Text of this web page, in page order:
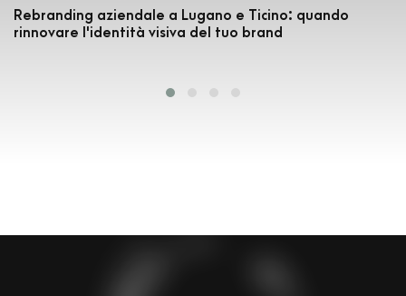
Rebranding aziendale a Lugano e Ticino: quando
rinnovare l'identità visiva del tuo brand